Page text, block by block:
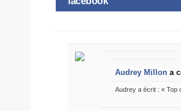
Audrey Millon a
Audrey a écrit : « Top